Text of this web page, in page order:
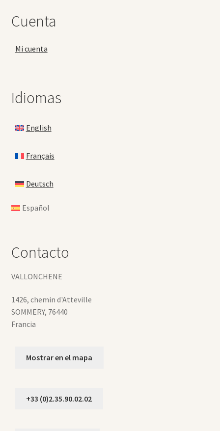
Cuenta
Mi cuenta
Idiomas
English
Français
Deutsch
Español
Contacto
VALLONCHENE
1426, chemin d'Atteville
SOMMERY, 76440
Francia
Mostrar en el mapa
+33 (0)2.35.90.02.02